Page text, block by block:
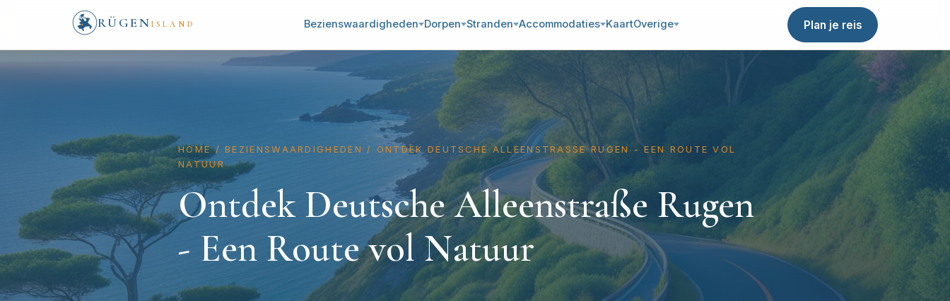
RÜGEN ISLAND Bezienswaardigheden Dorpen Stranden Accommodaties KaartOverige Plan je reis
HOME/ BEZIENSWAARDIGHEDEN / ONTDEK DEUTSCHE ALLEENSTRASSE RUGEN - EEN ROUTE VOL N
ATUUR
Ontdek Deutsche Alleenstraße Rugen
- Een Route vol Natuur